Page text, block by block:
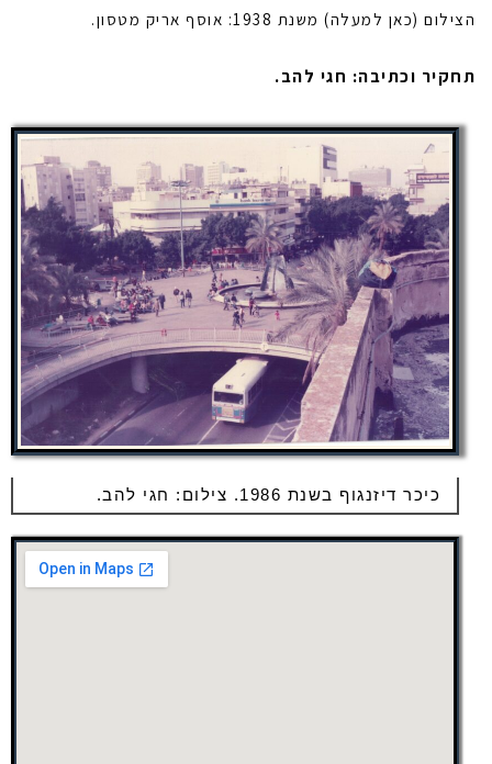
הצילום (כאן למעלה) משנת 1938: אוסף אריק מטסון.
תחקיר וכתיבה: חגי להב.
כיכר דיזנגוף בשנת 1986. צילום: חגי להב.